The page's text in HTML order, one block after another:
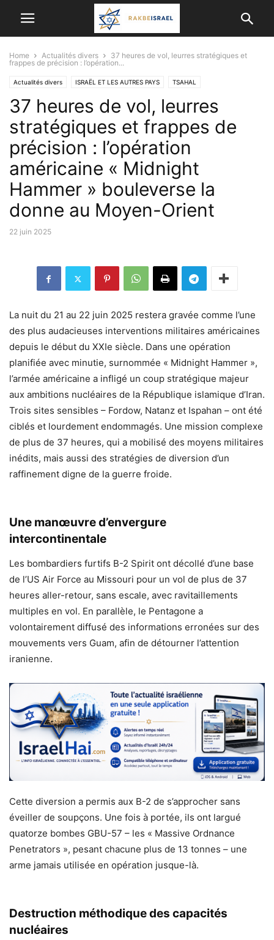
Home Actualités divers
37 heures de vol, leurres stratégiques et
frappes de précision : l’opération...
Actualités divers ISRAËL ET LES AUTRES PAYS TSAHAL
37 heures de vol, leurres
stratégiques et frappes de
précision : l’opération
américaine « Midnight
Hammer » bouleverse la
donne au Moyen-Orient
22 juin 2025
La nuit du 21 au 22 juin 2025 restera gravée comme l’une
des plus audacieuses interventions militaires américaines
depuis le début du XXIe siècle. Dans une opération
planifiée avec minutie, surnommée « Midnight Hammer »,
l’armée américaine a infligé un coup stratégique majeur
aux ambitions nucléaires de la République islamique d’Iran.
Trois sites sensibles – Fordow, Natanz et Ispahan – ont été
ciblés et lourdement endommagés. Une mission complexe
de plus de 37 heures, qui a mobilisé des moyens militaires
inédits, mais aussi des stratégies de diversion d’un
raffinement digne de la guerre froide.
Une manœuvre d’envergure
intercontinentale
Les bombardiers furtifs B-2 Spirit ont décollé d’une base
de l’US Air Force au Missouri pour un vol de plus de 37
heures aller-retour, sans escale, avec ravitaillements
multiples en vol. En parallèle, le Pentagone a
volontairement diffusé des informations erronées sur des
mouvements vers Guam, afin de détourner l’attention
iranienne.
Cette diversion a permis aux B-2 de s’approcher sans
éveiller de soupçons. Une fois à portée, ils ont largué
quatorze bombes GBU-57 – les « Massive Ordnance
Penetrators », pesant chacune plus de 13 tonnes – une
arme jamais utilisée en opération jusque-là.
Destruction méthodique des capacités
nucléaires